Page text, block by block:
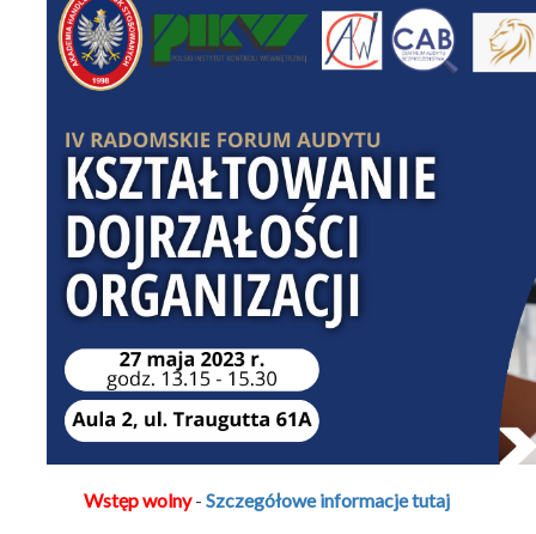
Wstęp wolny- Szczegółowe informacje tutaj